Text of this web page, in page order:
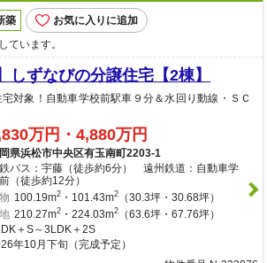
築 お気に入りに追加
ています。
しずなびの分譲住宅【2棟】
宅対象！自動車学校前駅車９分＆水回り動線・ＳＣ
万円・4,880万円
県浜松市中央区有玉南町2203-1
バス：宇藤（徒歩約6分） 遠州鉄道：自動車学
（徒歩約12分）
100.19m2・101.43m2（30.3坪・30.68坪）
210.27m2・224.03m2（63.6坪・67.76坪）
＋S～3LDK＋2S
年10月下旬（完成予定）